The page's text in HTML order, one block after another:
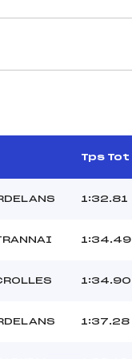
Tps Tot
1:32.81
1:34.49
1:34.90
1:37.28